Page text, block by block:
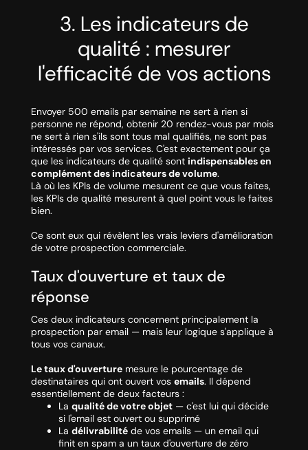
3. Les indicateurs de
qualité : mesurer
l'efficacité de vos actions
Envoyer 500 emails par semaine ne sert à rien si
personne ne répond, obtenir 20 rendez-vous par mois
ne sert à rien s'ils sont tous mal qualifiés, ne sont pas
intéressés par vos services. C'est exactement pour ça
que les indicateurs de qualité sont indispensables en
complément des indicateurs de volume.
Là où les KPIs de volume mesurent ce que vous faites,
les KPIs de qualité mesurent à quel point vous le faites
bien.
Ce sont eux qui révèlent les vrais leviers d'amélioration
de votre prospection commerciale.
Taux d'ouverture et taux de
réponse
Ces deux indicateurs concernent principalement la
prospection par email — mais leur logique s'applique à
tous vos canaux.
Le taux d'ouverturemesure le pourcentage de
destinataires qui ont ouvert vos emails. Il dépend
essentiellement de deux facteurs :
La qualité de votre objet— c'est lui qui décide
si l'email est ouvert ou supprimé
La délivrabilitéde vos emails — un email qui
finit en spam a un taux d'ouverture de zéro